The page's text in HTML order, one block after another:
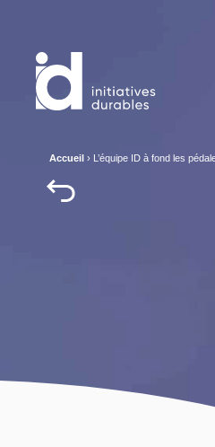
Accueil › L’équipe ID à fond les